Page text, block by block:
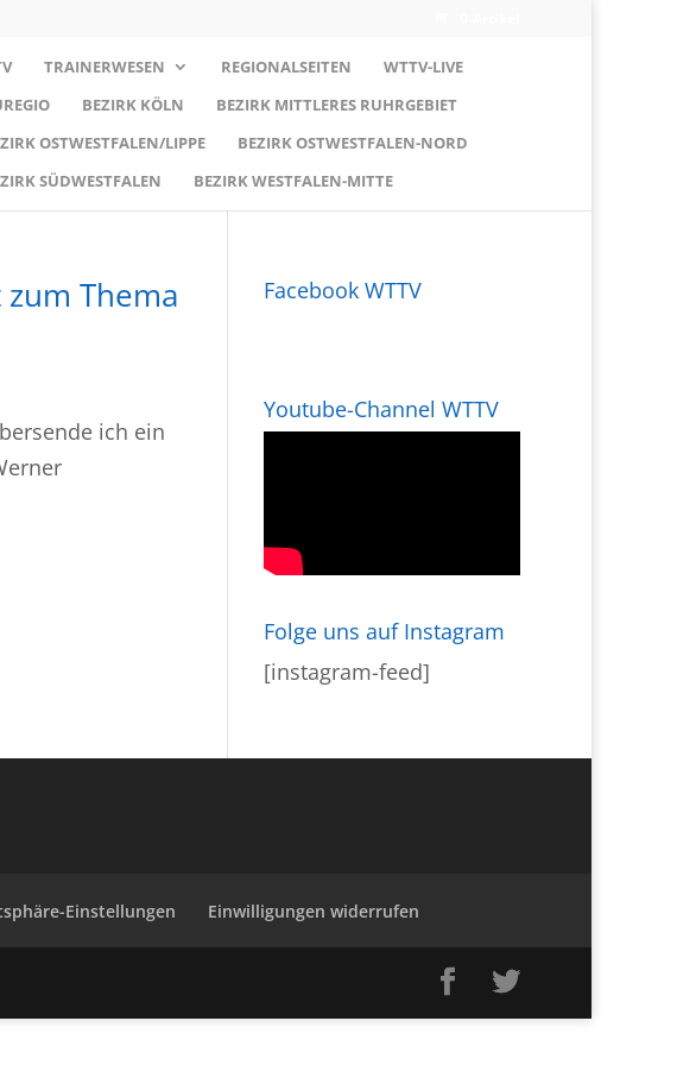
TRAINERWESEN REGIONALSEITEN
WTTV-LIVE
BEZIRK KÖLN
BEZIRK MITTLERES RUHRGEBIET
OSTWESTFALEN/LIPPE
BEZIRK OSTWESTFALEN-NORD
SÜDWESTFALEN BEZIRK WESTFALEN-MITTE
Thema
ich ein
Facebook WTTV
Youtube-Channel WTTV
Folge uns auf Instagram
[instagram-feed]
Einstellungen Einwilligungen widerrufen